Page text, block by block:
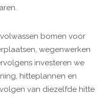
bomen voor
wegenwerken
investeren we
hitteplannen en
van diezelfde hitte